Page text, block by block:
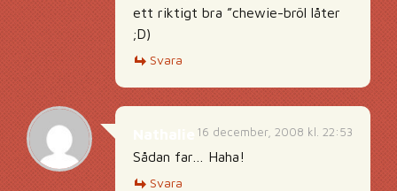
ett riktigt bra ”chewie-bröl låter
;D)
Svara
16 december, 2008 kl. 22:53
Sådan far… Haha!
Svara